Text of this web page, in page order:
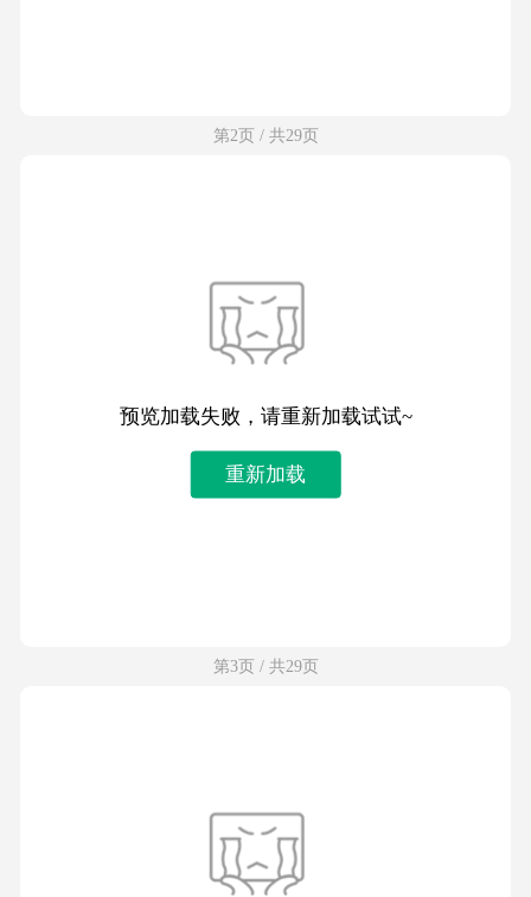
第2页 / 共29页
预览加载失败，请重新加载试试~
重新加载
第3页 / 共29页